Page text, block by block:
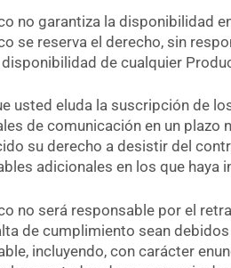
no garantiza la disponibilidad
se reserva el derecho, sin
de cualquier
usted eluda la suscripción de
de comunicación en un
su derecho a desistir del
adicionales en los que haya
no será responsable por el
de cumplimiento sean
incluyendo, con carácter